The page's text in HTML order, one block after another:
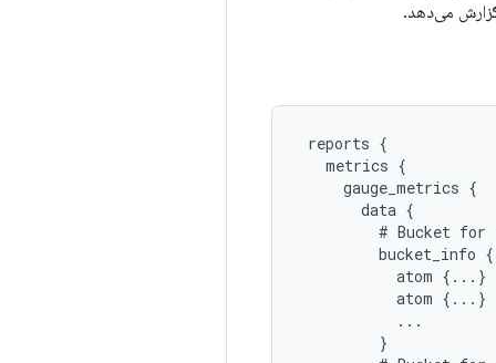
گزارش می‌دهد.
reports {
   metrics {
     gauge_metrics {
       data {
# Bucket for
         bucket_info {
           atom {...}
           atom {...}
           ...
         }